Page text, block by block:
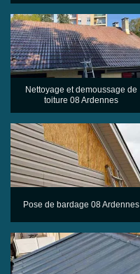
Nettoyage et demoussage de
toiture 08 Ardennes
Pose de bardage 08 Ardennes